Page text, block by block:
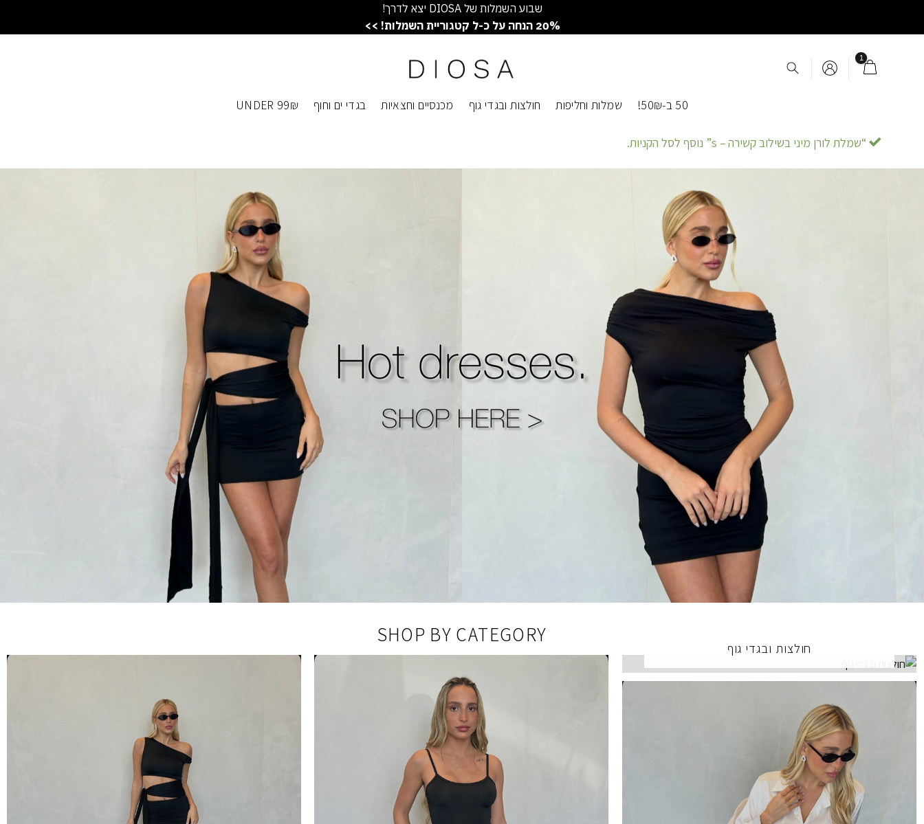
שבוע השמלות של DIOSA יצא לדרך!
20% הנחה על כ-ל קטגוריית השמלות! >>
50 ב-50₪! שמלות וחליפות חולצות ובגדי גוף מכנסיים וחצאיות בגדי ים וחוף UNDER 99₪
“שמלת לורן מיני בשילוב קשירה – s” נוסף לסל הקניות.
SHOP BY CATEGORY
חולצות ובגדי גוף